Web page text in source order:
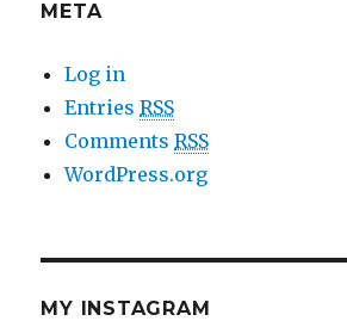
META
Log in
EntriesRSS
CommentsRSS
WordPress.org
MY INSTAGRAM